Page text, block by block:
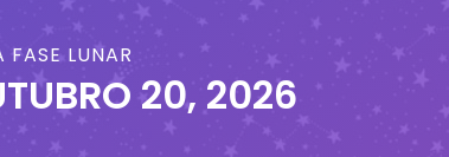
LUNAR
20, 2026